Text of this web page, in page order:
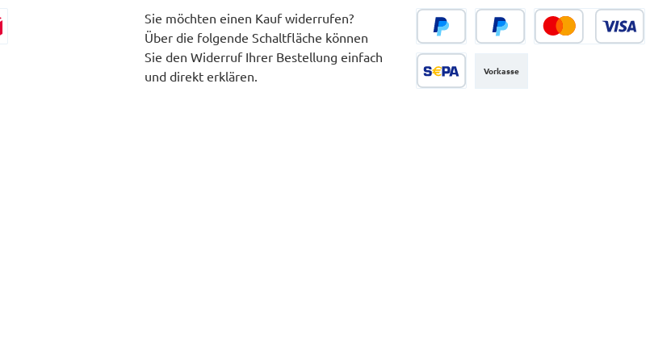
Sie möchten einen Kauf widerrufen?
Über die folgende Schaltfläche können
Sie den Widerruf Ihrer Bestellung einfach
und direkt erklären.
PayPal
Vorkasse